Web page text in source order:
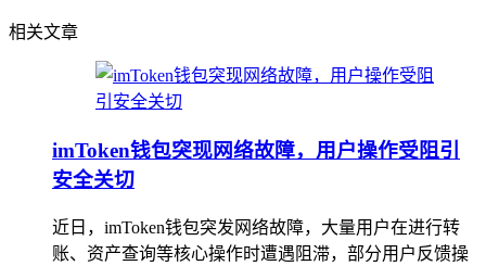
相关文章
imToken钱包突现网络故障，用户操作受阻引
安全关切
近日，imToken钱包突发网络故障，大量用户在进行转
账、资产查询等核心操作时遭遇阻滞，部分用户反馈操